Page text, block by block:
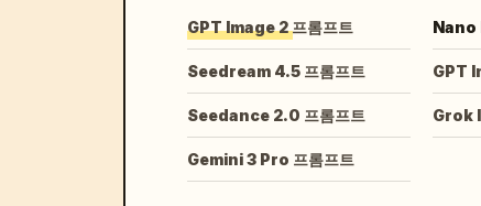
GPT Image 2 프롬프트 Nano
Seedream 4.5 프롬프트 GPT
Seedance 2.0 프롬프트 Grok
Gemini 3 Pro 프롬프트